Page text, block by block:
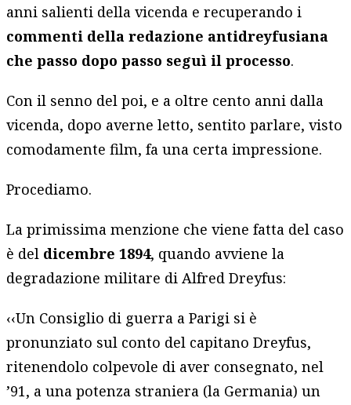
anni salienti della vicenda e recuperando i
commenti della redazione antidreyfusiana
che passo dopo passo seguì il processo.
Con il senno del poi, e a oltre cento anni dalla
vicenda, dopo averne letto, sentito parlare, visto
comodamente film, fa una certa impressione.
Procediamo.
La primissima menzione che viene fatta del caso
è del dicembre 1894, quando avviene la
degradazione militare di Alfred Dreyfus:
‹‹Un Consiglio di guerra a Parigi si è
pronunziato sul conto del capitano Dreyfus,
ritenendolo colpevole di aver consegnato, nel
’91, a una potenza straniera (la Germania) un